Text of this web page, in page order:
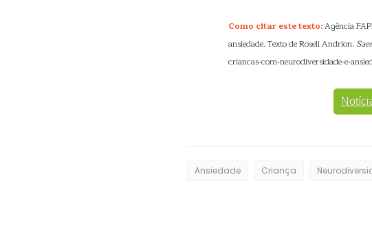
Como citar este texto:Agência
ansiedade. Texto de Roseli Andrion.
criancas-com-neurodiversidade-e-
Ansiedade Criança